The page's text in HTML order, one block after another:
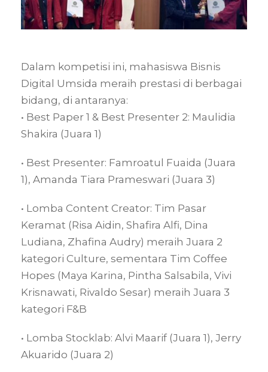
Dalam kompetisi ini, mahasiswa Bisnis
Digital Umsida meraih prestasi di berbagai
bidang, di antaranya:
• Best Paper 1 & Best Presenter 2: Maulidia
Shakira (Juara 1)
• Best Presenter: Famroatul Fuaida (Juara
1), Amanda Tiara Prameswari (Juara 3)
• Lomba Content Creator: Tim Pasar
Keramat (Risa Aidin, Shafira Alfi, Dina
Ludiana, Zhafina Audry) meraih Juara 2
kategori Culture, sementara Tim Coffee
Hopes (Maya Karina, Pintha Salsabila, Vivi
Krisnawati, Rivaldo Sesar) meraih Juara 3
kategori F&B
• Lomba Stocklab: Alvi Maarif (Juara 1), Jerry
Akuarido (Juara 2)